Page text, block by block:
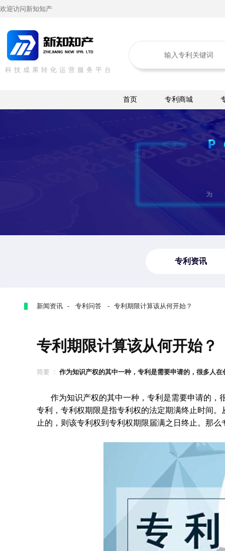
欢迎访问新知知产
科技成果转化运营服务平台
首页 专利商城
专利资讯
新闻资讯 - 专利问答 - 专利期限计算该从何开始？
专利期限计算该从何开始？
简要 ： 作为知识产权的其中一种，专利是需要申请的，很多人在
作为知识产权的其中一种，专利是需要申请的，
专利，专利权期限是指专利权的法定期满终止时间
止的，则该专利权到专利权期限届满之日终止。那